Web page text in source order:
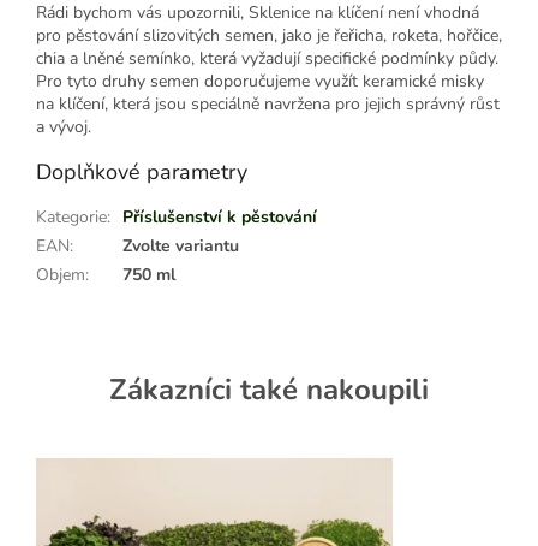
Rádi bychom vás upozornili, Sklenice na klíčení není vhodná
pro pěstování slizovitých semen, jako je řeřicha, roketa, hořčice,
chia a lněné semínko, která vyžadují specifické podmínky půdy.
Pro tyto druhy semen doporučujeme využít keramické misky
na klíčení, která jsou speciálně navržena pro jejich správný růst
a vývoj.
Doplňkové parametry
Kategorie: Příslušenství k pěstování
EAN:
Zvolte variantu
Objem: 750 ml
Zákazníci také nakoupili